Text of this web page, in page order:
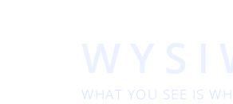
WHAT YOU SEE IS